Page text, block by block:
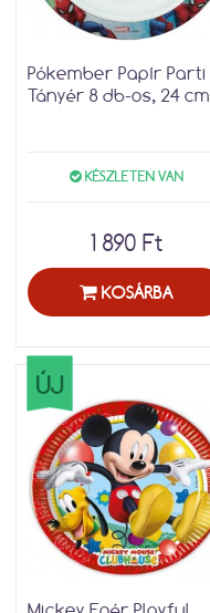
Pókember Papír Parti
Tányér 8 db-os, 24 cm
KÉSZLETEN VAN
1 890 Ft
KOSÁRBA
ÚJ